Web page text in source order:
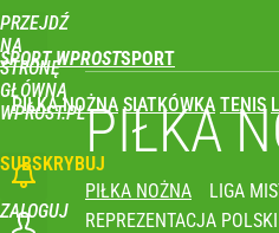
PRZEJDŹ
NA
STRONĘ
GŁÓWNĄ
WPROST.PL
SPORT WPROST
PIŁKA NOŻNA SIATKÓWKA TENIS
SUBSKRYBUJ
ZALOGUJ
Vistula x LOT:
dodaj
PIŁKA
PIŁKA NOŻNA LIGA
REPREZENTACJA